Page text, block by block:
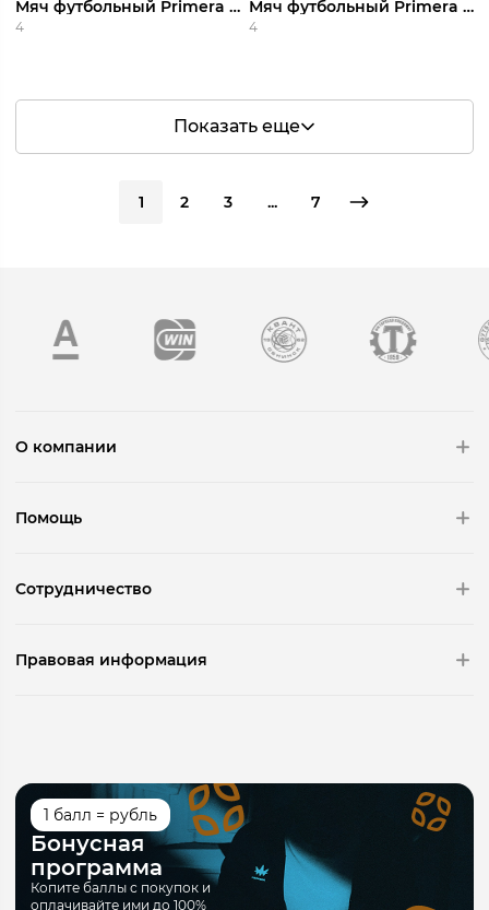
Мяч футбольный Primera Impulse Team
4
Мяч футбольный Primera Element Academy
4
Показать еще
1 2 3 ... 7
О компании
Помощь
Сотрудничество
Правовая информация
1 балл = рубль
Бонусная
программа
Копите баллы с покупок и
оплачивайте ими до 100%